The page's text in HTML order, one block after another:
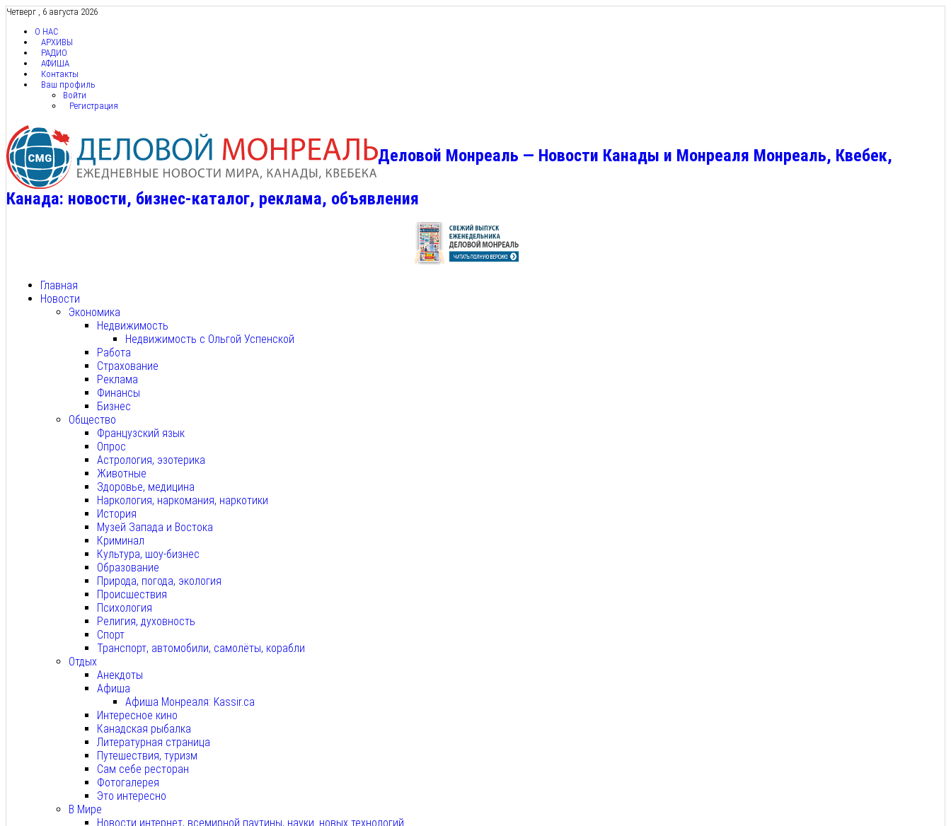
Четверг , 6 августа 2026
О НАС
АРХИВЫ
РАДИО
АФИША
Контакты
Ваш профиль
Войти
Регистрация
Деловой Монреаль — Новости Канады и Монреаля Монреаль, Квебек,
Канада: новости, бизнес-каталог, реклама, объявления
Главная
Новости
Экономика
Недвижимость
Недвижимость с Ольгой Успенской
Работа
Страхование
Реклама
Финансы
Бизнес
Общество
Французский язык
Опрос
Астрология, эзотерика
Животные
Здоровье, медицина
Наркология, наркомания, наркотики
История
Музей Запада и Востока
Криминал
Культура, шоу-бизнес
Образование
Природа, погода, экология
Происшествия
Психология
Религия, духовность
Спорт
Транспорт, автомобили, самолёты, корабли
Отдых
Анекдоты
Афиша
Афиша Монреаля: Kassir.ca
Интересное кино
Канадская рыбалка
Литературная страница
Путешествия, туризм
Сам себе ресторан
Фотогалерея
Это интересно
В Мире
Новости интернет, всемирной паутины, науки. новых технологий